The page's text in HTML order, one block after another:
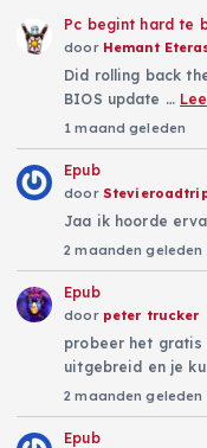
Pc begint hard te
door Hemant
Did rolling back
BIOS update …
1 maand geleden
Epub
door
Jaa ik hoorde
2 maanden geleden
Epub
door peter trucker
probeer het gratis
uitgebreid en je
2 maanden geleden
Epub